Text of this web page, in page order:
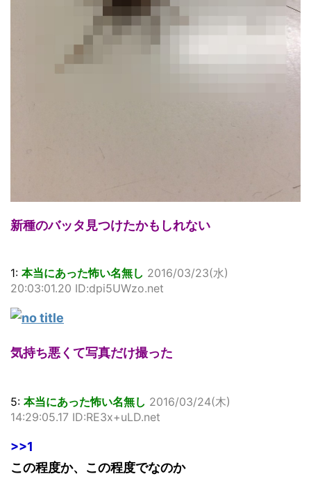
新種のバッタ見つけたかもしれない
1: 本当にあった怖い名無し 2016/03/23(水)
20:03:01.20 ID:dpi5UWzo.net
気持ち悪くて写真だけ撮った
5: 本当にあった怖い名無し 2016/03/24(木)
14:29:05.17 ID:RE3x+uLD.net
>>1
この程度か、この程度でなのか